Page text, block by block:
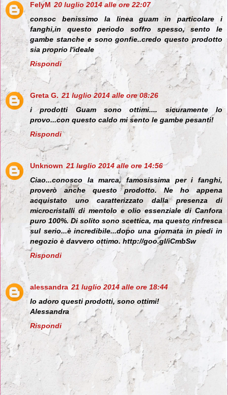
FelyM 20 luglio 2014 alle ore 22:07
consoc benissimo la linea guam in particolare i
fanghi,in questo periodo soffro spesso, sento le
gambe stanche e sono gonfie..credo questo prodotto
sia proprio l'ideale
Rispondi
Greta G. 21 luglio 2014 alle ore 08:26
i prodotti Guam sono ottimi.... sicuramente lo
provo...con questo caldo mi sento le gambe pesanti!
Rispondi
Unknown 21 luglio 2014 alle ore 14:56
Ciao...conosco la marca, famosissima per i fanghi,
proverò anche questo prodotto. Ne ho appena
acquistato uno caratterizzato dalla presenza di
microcristalli di mentolo e olio essenziale di Canfora
puro 100%. Di solito sono scettica, ma questo rinfresca
sul serio...è incredibile...dopo una giornata in piedi in
negozio è davvero ottimo. http://goo.gl/iCmbSw
Rispondi
alessandra 21 luglio 2014 alle ore 18:44
Io adoro questi prodotti, sono ottimi!
Alessandra
Rispondi